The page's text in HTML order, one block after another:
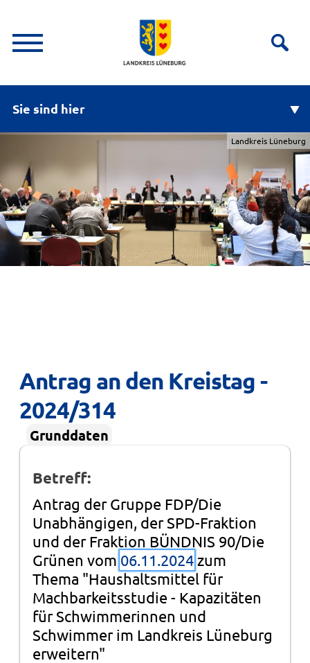
Sie sind hier
Landkreis Lüneburg
Antrag an den Kreistag -
2024/314
Grunddaten
Betreff:
Antrag der Gruppe FDP/Die
Unabhängigen, der SPD-Fraktion
und der Fraktion BÜNDNIS 90/Die
Grünen vom 06.11.2024 zum
Thema "Haushaltsmittel für
Machbarkeitsstudie - Kapazitäten
für Schwimmerinnen und
Schwimmer im Landkreis Lüneburg
erweitern"